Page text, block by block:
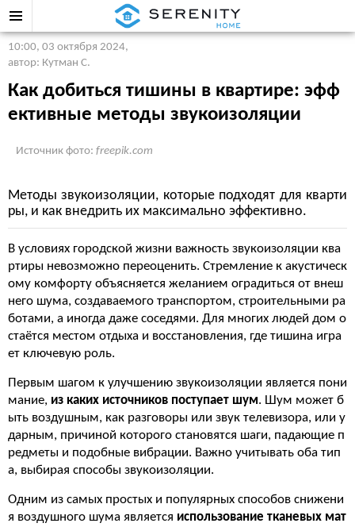
10:00, 03 октября 2024,
автор: Кутман С.
Как добиться тишины в квартире: эфф
ективные методы звукоизоляции
Источник фото: freepik.com
Методы звукоизоляции, которые подходят для кварти
ры, и как внедрить их максимально эффективно.
В условиях городской жизни важность звукоизоляции ква
ртиры невозможно переоценить. Стремление к акустическ
ому комфорту объясняется желанием оградиться от внеш
него шума, создаваемого транспортом, строительными ра
ботами, а иногда даже соседями. Для многих людей дом о
стаётся местом отдыха и восстановления, где тишина игра
ет ключевую роль.
Первым шагом к улучшению звукоизоляции является пони
мание, из каких источников поступает шум. Шум может б
ыть воздушным, как разговоры или звук телевизора, или у
дарным, причиной которого становятся шаги, падающие п
редметы и подобные вибрации. Важно учитывать оба тип
а, выбирая способы звукоизоляции.
Одним из самых простых и популярных способов снижени
я воздушного шума является использование тканевых мат